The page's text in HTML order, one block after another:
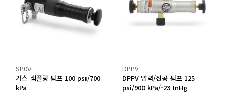
SP0V
가스 샘플링 펌프 100 psi/700
kPa
DPPV
DPPV 압력/진공 펌프 125
psi/900 kPa/-23 InHg